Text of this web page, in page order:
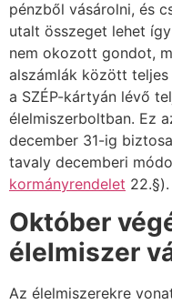
pénzből vásárolni, és
utalt összeget lehet
nem okozott gondot,
alszámlák között
a SZÉP-kártyán lévő
élelmiszerboltban. Ez
december 31-ig
tavaly decemberi
kormányrendelet 22.§).
Október
élelmiszer
Az élelmiszerekre